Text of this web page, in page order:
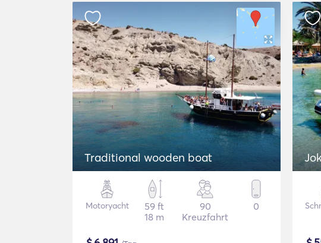
Traditional wooden boat
Motoryacht
59 ft
18 m
90
Kreuzfahrt
0